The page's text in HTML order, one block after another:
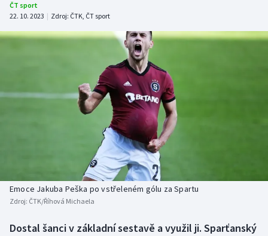
Atletika
Americký fotbal
Biatlon
NEPŘEHLÉDNĚTE
Historické návraty
Aplikace ČT sport
ČT sport
22. 10. 2023 | Zdroj: ČTK, ČT sport
Emoce Jakuba Peška po vstřeleném gólu za Spartu
Zdroj: ČTK/Říhová Michaela
Dostal šanci v základní sestavě a využil ji. Sparťanský